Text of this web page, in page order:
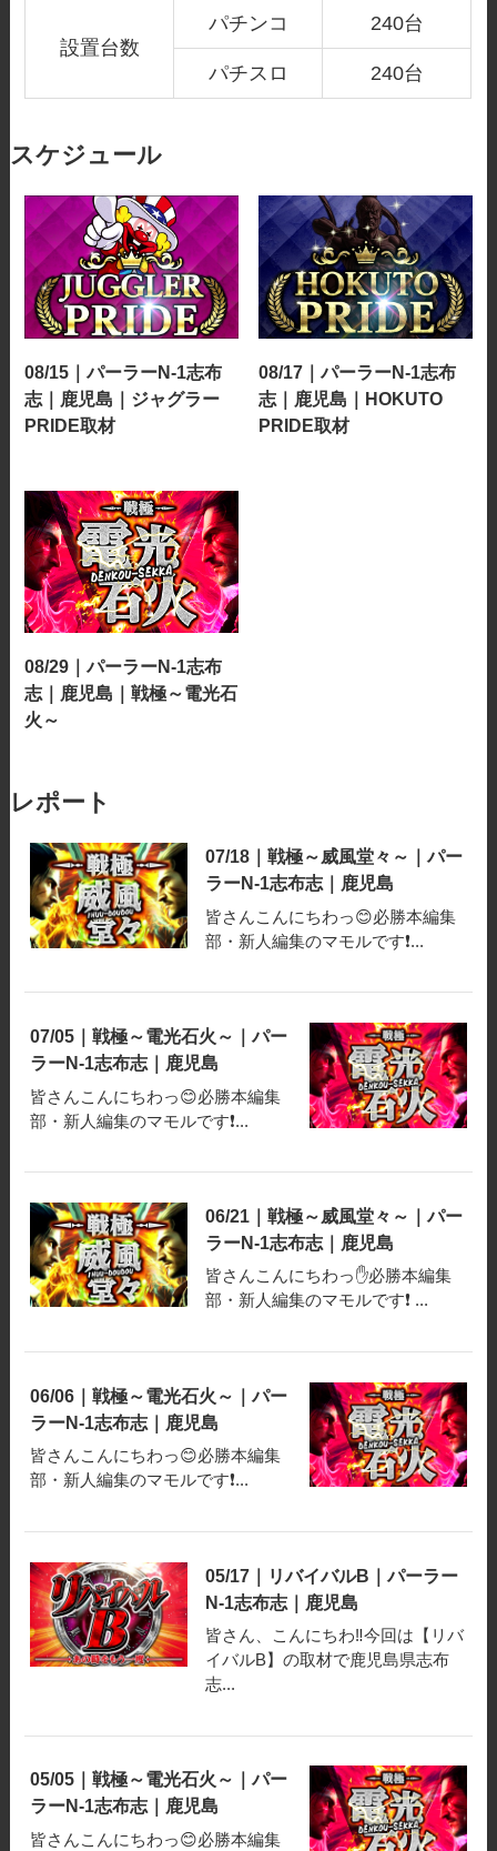
設置台数
パチンコ 240台
パチスロ 240台
スケジュール
08/15｜パーラーN-1志布
志｜鹿児島｜ジャグラー
PRIDE取材
08/17｜パーラーN-1志布
志｜鹿児島｜HOKUTO
PRIDE取材
08/29｜パーラーN-1志布
志｜鹿児島｜戦極～電光石
火～
レポート
07/18｜戦極～威風堂々～｜パー
ラーN-1志布志｜鹿児島
皆さんこんにちわっ😊必勝本編集
部・新人編集のマモルです❗️...
07/05｜戦極～電光石火～｜パー
ラーN-1志布志｜鹿児島
皆さんこんにちわっ😊必勝本編集
部・新人編集のマモルです❗️...
06/21｜戦極～威風堂々～｜パー
ラーN-1志布志｜鹿児島
皆さんこんにちわっ✋必勝本編集
部・新人編集のマモルです❗️ ...
06/06｜戦極～電光石火～｜パー
ラーN-1志布志｜鹿児島
皆さんこんにちわっ😊必勝本編集
部・新人編集のマモルです❗️...
05/17｜リバイバルB｜パーラー
N-1志布志｜鹿児島
皆さん、こんにちわ‼️今回は【リバ
イバルB】の取材で鹿児島県志布
志...
05/05｜戦極～電光石火～｜パー
ラーN-1志布志｜鹿児島
皆さんこんにちわっ😊必勝本編集